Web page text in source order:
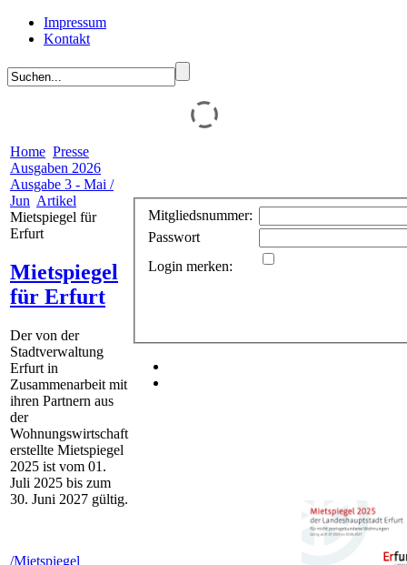
Impressum
Kontakt
Home Presse
Ausgaben 2026
Ausgabe 3 - Mai /
Jun Artikel
Mietspiegel für
Erfurt
Mietspiegel
für Erfurt
Der von der
Stadtverwaltung
Erfurt in
Zusammenarbeit mit
ihren Partnern aus
der
Wohnungswirtschaft
erstellte Mietspiegel
2025 ist vom 01.
Juli 2025 bis zum
30. Juni 2027 gültig.
/Mietspiegel
Mitgliedsnummer:
Passwort
Login merken: